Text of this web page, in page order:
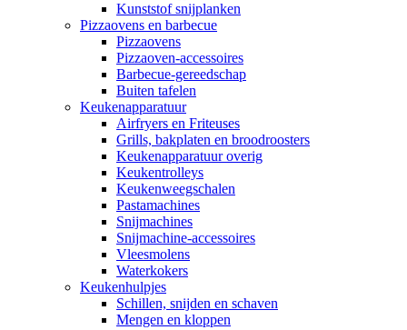
Kunststof snijplanken
Pizzaovens en barbecue
Pizzaovens
Pizzaoven-accessoires
Barbecue-gereedschap
Buiten tafelen
Keukenapparatuur
Airfryers en Friteuses
Grills, bakplaten en broodroosters
Keukenapparatuur overig
Keukentrolleys
Keukenweegschalen
Pastamachines
Snijmachines
Snijmachine-accessoires
Vleesmolens
Waterkokers
Keukenhulpjes
Schillen, snijden en schaven
Mengen en kloppen